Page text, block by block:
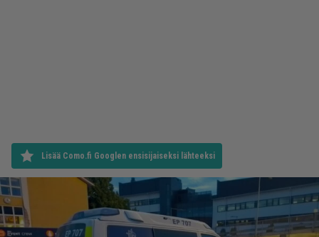
Lisää Como.fi Googlen ensisijaiseksi lähteeksi